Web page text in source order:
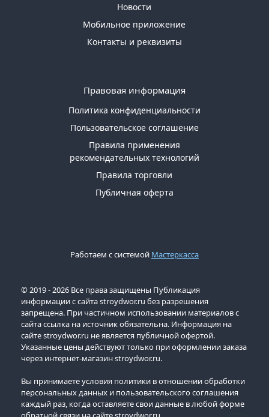
Новости
Мобильное приложение
Контакты и реквизиты
Правовая информация
Политика конфиденциальности
Пользовательское соглашение
Правила применения
рекомендательных технологий
Правила торговли
Публичная оферта
Работаем с системой Мастеркасса
© 2019 - 2026 Все права защищены Публикация
информации с сайта stroydwor.ru без разрешения
запрещена. При частичном использовании материалов с
сайта ссылка на источник обязательна. Информация на
сайте stroydwor.ru не является публичной офертой.
Указанные цены действуют только при оформлении заказа
через интернет-магазин stroydwor.ru.
Вы принимаете условия политики в отношении обработки
персональных данных и пользовательского соглашения
каждый раз, когда оставляете свои данные в любой форме